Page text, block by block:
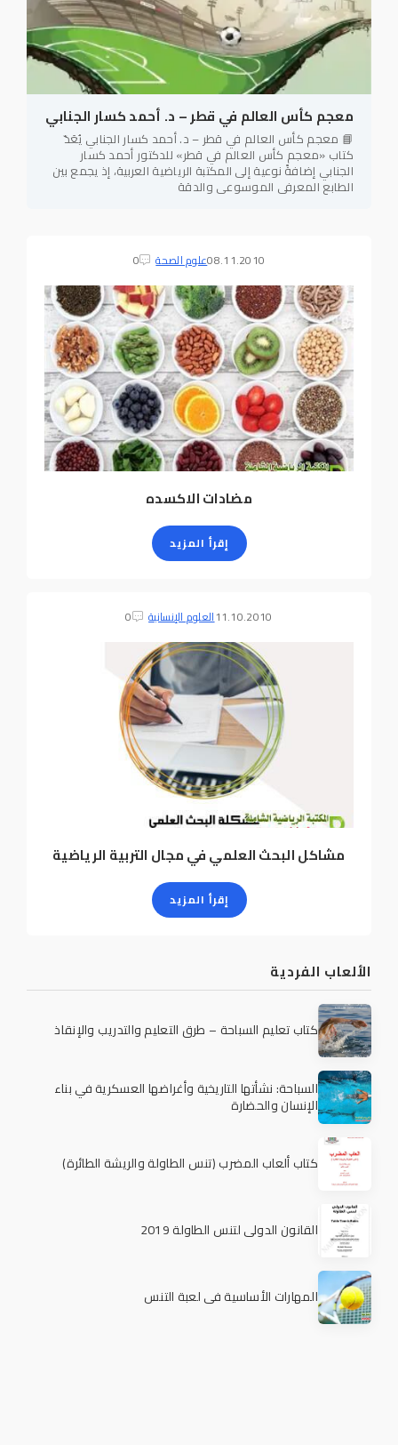
معجم كأس العالم في قطر – د. أحمد كسار الجنابي
📘 معجم كأس العالم في قطر – د. أحمد كسار الجنابي يُعَدّ
كتاب «معجم كأس العالم في قطر» للدكتور أحمد كسار
الجنابي إضافةً نوعية إلى المكتبة الرياضية العربية، إذ يجمع بين
الطابع المعرفي الموسوعي والدقة
08.11.2010علوم الصحة 0
مضادات الاكسده
إقرأ المزيد
11.10.2010العلوم الإنسانية 0
مشاكل البحث العلمي في مجال التربية الرياضية
إقرأ المزيد
الألعاب الفردية
كتاب تعليم السباحة – طرق التعليم والتدريب والإنقاذ
السباحة: نشأتها التاريخية وأغراضها العسكرية في بناء
الإنسان والحضارة
كتاب ألعاب المضرب (تنس الطاولة والريشة الطائرة)
القانون الدولي لتنس الطاولة 2019
المهارات الأساسية في لعبة التنس